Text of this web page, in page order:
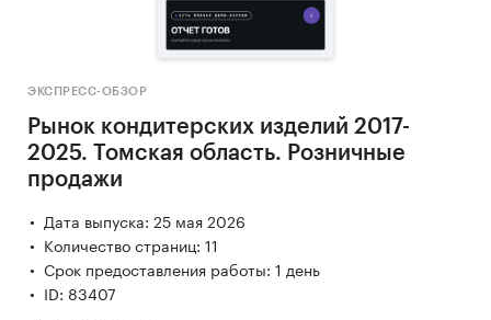
ЭКСПРЕСС-ОБЗОР
Рынок кондитерских изделий 2017-
2025. Томская область. Розничные
продажи
Дата выпуска: 25 мая 2026
Количество страниц: 11
Срок предоставления работы: 1 день
ID: 83407